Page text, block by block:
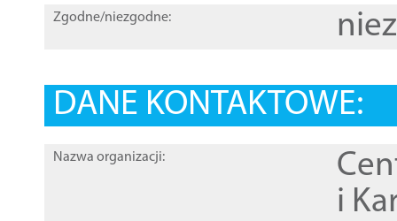
Zgodne/niezgodne:
DANE KONTAKTOWE:
Nazwa organizacji:
i